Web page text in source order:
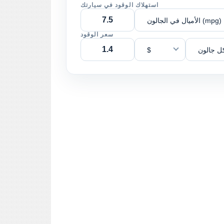
استهلاك الوقود في سيارتك
الأميال في الجالون (mpg)
سعر الوقود
$ جالون